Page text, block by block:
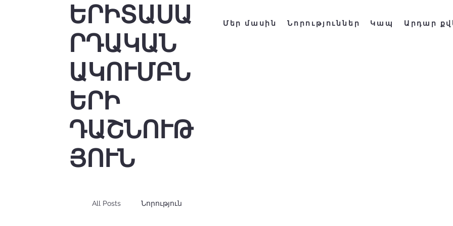
ԵՐԻՏԱՍԱ
ՐԴԱԿԱՆ
ԱԿՈՒՄԲՆ
ԵՐԻ
ԴԱՇՆՈՒԹ
ՅՈՒՆ
Մեր մասին Նորություններ Կապ Արդար
All Posts Նորություն